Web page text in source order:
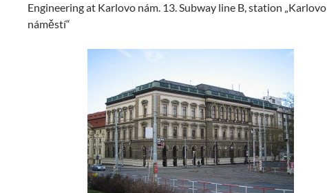
Engineering at Karlovo nám. 13. Subway line B, station „Karlovo
náměstí“